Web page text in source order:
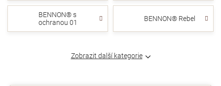
BENNON® s
ochranou 01
BENNON® Rebel
Zobrazit další kategorie